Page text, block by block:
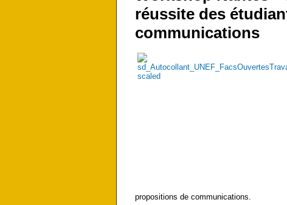
réussite des
communications
propositions de communications.